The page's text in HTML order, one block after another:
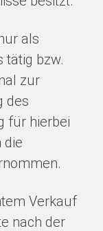
als
tätig bzw.
zur
des
für hierbei
die
Verkauf
nach der